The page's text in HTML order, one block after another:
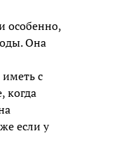
особенно,
Она
с
когда
если у